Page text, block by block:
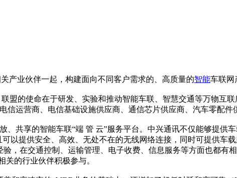
产业伙伴一起，构建面向不同客户需求的、高质量的智能车联网
盟的使命在于研发、实验和推动智能车联、智慧交通等万物互
运营商、电信基础设施供应商、通信芯片供应商、汽车零配件
共享的智能车联“端 管 云”服务平台。中兴通讯不仅能够提供
以提供安全、高效、无处不在的无线网络连接，同时可提供车
，在交通控制、运输管理、电子收费、信息服务等方面也都有
关的行业伙伴积极参与。